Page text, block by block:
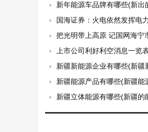
新年能源车品牌有哪些(新出
国海证券：火电依然发挥电力保
把光明带上高原 记国网海宁
上市公司利好利空消息一览
新疆新能源企业有哪些(新
新疆能源产品有哪些(新疆能
新疆立体能源有哪些(新疆的